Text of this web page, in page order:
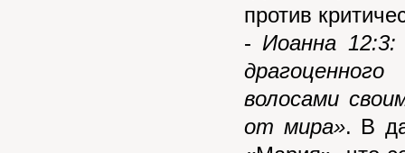
против
- Иоанна
волосами
от мира». В